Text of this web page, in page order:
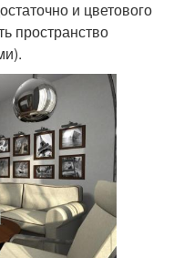
и цветового
пространство